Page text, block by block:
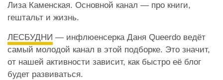
Лиза Каменская. Основной канал — про книги,
гештальт и жизнь.
ЛЕСБУДНИ — инфлюенсерка Даня Queerdo ведёт
самый молодой канал в этой подборке. Это значит,
от нашей активности зависит, как быстро её блог
будет развиваться.